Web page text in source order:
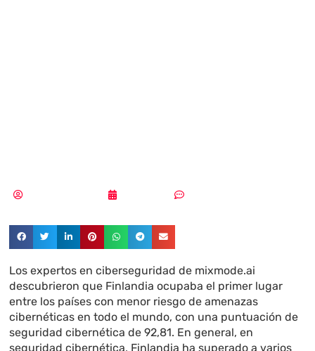
Los expertos en ciberseguridad de mixmode.ai
descubrieron que Finlandia ocupaba el primer lugar
entre los países con menor riesgo de amenazas
cibernéticas en todo el mundo, con una puntuación de
seguridad cibernética de 92,81. En general, en
seguridad cibernética, Finlandia ha superado a varios